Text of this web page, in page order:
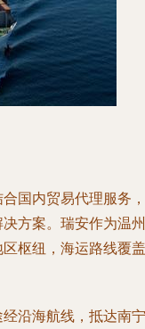
国内贸易代理服务，
方案。瑞安作为温州
枢纽，海运路线覆盖
沿海航线，抵达南宁